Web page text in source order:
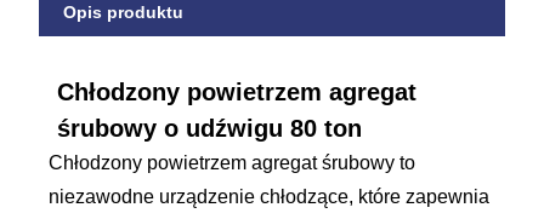
Opis produktu
Chłodzony powietrzem agregat
śrubowy o udźwigu 80 ton
Chłodzony powietrzem agregat śrubowy to
niezawodne urządzenie chłodzące, które zapewnia